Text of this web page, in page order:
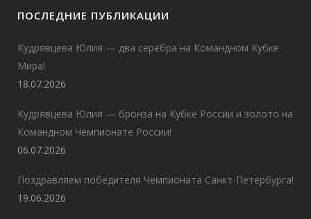
ПОСЛЕДНИЕ ПУБЛИКАЦИИ
Кудрявцева Юлия — два серебра на Командном Кубке
Мира!
18.07.2026
Кудрявцева Юлия — бронза на Кубке России и золото на
Командном Чемпионате России!
06.07.2026
Поздравляем победителя Чемпионата Санкт-Петербурга!
19.06.2026